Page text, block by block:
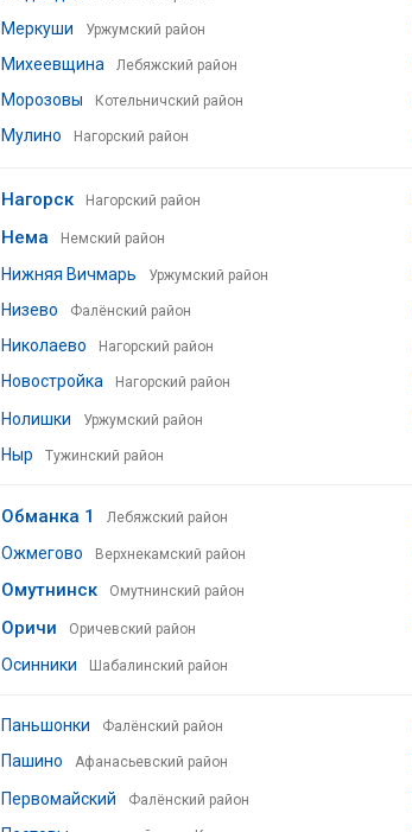
Меркуши Уржумский район
Михеевщина Лебяжский район
Морозовы Котельничский район
Мулино Нагорский район
Нагорск Нагорский район
Нема Немский район
Нижняя Вичмарь Уржумский район
Низево Фалёнский район
Николаево Нагорский район
Новостройка Нагорский район
Нолишки Уржумский район
Ныр Тужинский район
Обманка 1 Лебяжский район
Ожмегово Верхнекамский район
Омутнинск Омутнинский район
Оричи Оричевский район
Осинники Шабалинский район
Паньшонки Фалёнский район
Пашино Афанасьевский район
Первомайский Фалёнский район